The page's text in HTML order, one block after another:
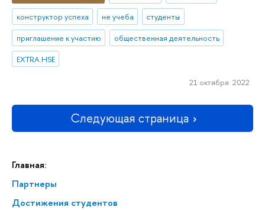
Главная:
Партнеры
Достижения студентов
конструктор успеха
не учеба
студенты
приглашение к участию
общественная деятельность
EXTRA.HSE
21 октября 2022
Следующая страница